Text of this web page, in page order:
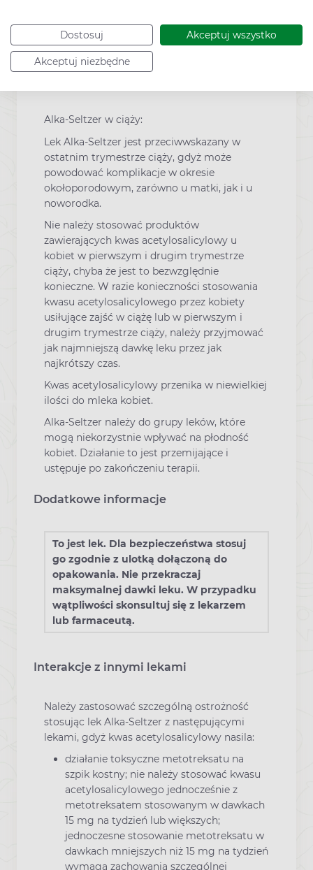
Dostosuj Akceptuj wszystko
Akceptuj niezbędne
opakowania.
Alka-Seltzer w ciąży:
Lek Alka-Seltzer jest przeciwwskazany w
ostatnim trymestrze ciąży, gdyż może
powodować komplikacje w okresie
okołoporodowym, zarówno u matki, jak i u
noworodka.
Nie należy stosować produktów
zawierających kwas acetylosalicylowy u
kobiet w pierwszym i drugim trymestrze
ciąży, chyba że jest to bezwzględnie
konieczne. W razie konieczności stosowania
kwasu acetylosalicylowego przez kobiety
usiłujące zajść w ciążę lub w pierwszym i
drugim trymestrze ciąży, należy przyjmować
jak najmniejszą dawkę leku przez jak
najkrótszy czas.
Kwas acetylosalicylowy przenika w niewielkiej
ilości do mleka kobiet.
Alka-Seltzer należy do grupy leków, które
mogą niekorzystnie wpływać na płodność
kobiet. Działanie to jest przemijające i
ustępuje po zakończeniu terapii.
Dodatkowe informacje
To jest lek. Dla bezpieczeństwa stosuj
go zgodnie z ulotką dołączoną do
opakowania. Nie przekraczaj
maksymalnej dawki leku. W przypadku
wątpliwości skonsultuj się z lekarzem
lub farmaceutą.
Interakcje z innymi lekami
Należy zastosować szczególną ostrożność
stosując lek Alka-Seltzer z następującymi
lekami, gdyż kwas acetylosalicylowy nasila:
działanie toksyczne metotreksatu na
szpik kostny; nie należy stosować kwasu
acetylosalicylowego jednocześnie z
metotreksatem stosowanym w dawkach
15 mg na tydzień lub większych;
jednoczesne stosowanie metotreksatu w
dawkach mniejszych niż 15 mg na tydzień
wymaga zachowania szczególnej